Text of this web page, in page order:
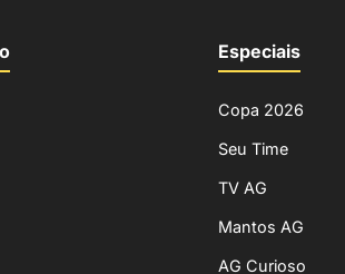
Especiais
Copa 2026
Seu Time
TV AG
Mantos AG
AG Curioso